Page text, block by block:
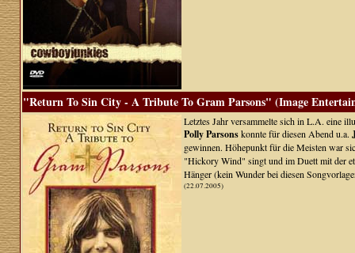
"Return To Sin City - A Tribute To Gram Parsons" (Image
Letztes Jahr versammelte sich in L.A. eine
Polly Parsonskonnte für diesen Abend u.a.
gewinnen. Höhepunkt für die Meisten war
"Hickory Wind" singt und im Duett mit der
Hänger (kein Wunder bei diesen
(22.07.2005)